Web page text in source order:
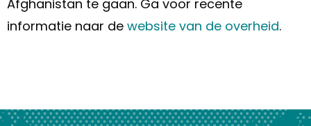
Afghanistan te gaan. Ga voor recente
informatie naar de website van de overheid.